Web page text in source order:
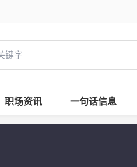
职场资讯 一句话信息